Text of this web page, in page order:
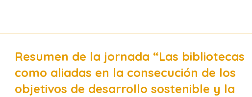
Resumen de la jornada “Las bibliotecas
como aliadas en la consecución de los
objetivos de desarrollo sostenible y la